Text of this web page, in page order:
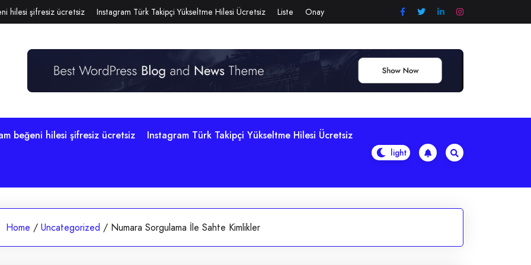
hilesi şifresiz ücretsiz Instagram Türk Takipçi Yükseltme Hilesi Ücretsiz Liste Onay
beğeni hilesi şifresiz ücretsiz Instagram Türk Takipçi Yükseltme Hilesi Ücretsiz
Home / Uncategorized / Numara Sorgulama İle Sahte Kimlikler